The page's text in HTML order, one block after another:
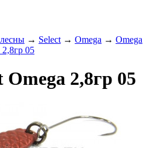
→ Select → Omega → Omega
2,8гр 05
Omega 2,8гр 05